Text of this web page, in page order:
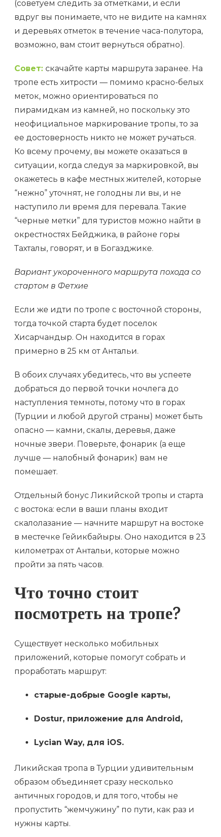
(советуем следить за отметками, и если
вдруг вы понимаете, что не видите на камнях
и деревьях отметок в течение часа-полутора,
возможно, вам стоит вернуться обратно).
Совет: скачайте карты маршрута заранее. На
тропе есть хитрости — помимо красно-белых
меток, можно ориентироваться по
пирамидкам из камней, но поскольку это
неофициальное маркирование тропы, то за
ее достоверность никто не может ручаться.
Ко всему прочему, вы можете оказаться в
ситуации, когда следуя за маркировкой, вы
окажетесь в кафе местных жителей, которые
“нежно” уточнят, не голодны ли вы, и не
наступило ли время для перевала. Такие
“черные метки” для туристов можно найти в
окрестностях Бейджика, в районе горы
Тахталы, говорят, и в Богазджике.
Вариант укороченного маршрута похода со
стартом в Фетхие
Если же идти по тропе с восточной стороны,
тогда точкой старта будет поселок
Хисарчандыр. Он находится в горах
примерно в 25 км от Антальи.
В обоих случаях убедитесь, что вы успеете
добраться до первой точки ночлега до
наступления темноты, потому что в горах
(Турции и любой другой страны) может быть
опасно — камни, скалы, деревья, даже
ночные звери. Поверьте, фонарик (а еще
лучше — налобный фонарик) вам не
помешает.
Отдельный бонус Ликийской тропы и старта
с востока: если в ваши планы входит
скалолазание — начните маршрут на востоке
в местечке Гейикбайыры. Оно находится в 23
километрах от Антальи, которые можно
пройти за пять часов.
Что точно стоит
посмотреть на тропе?
Существует несколько мобильных
приложений, которые помогут собрать и
проработать маршрут:
старые-добрые Google карты,
Dostur, приложение для Android,
Lycian Way, для iOS.
Ликийская тропа в Турции удивительным
образом объединяет сразу несколько
античных городов, и для того, чтобы не
пропустить “жемчужину” по пути, как раз и
нужны карты.